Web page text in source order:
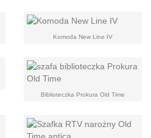
Komoda New Line IV
Biblioteczka Prokura Old Time